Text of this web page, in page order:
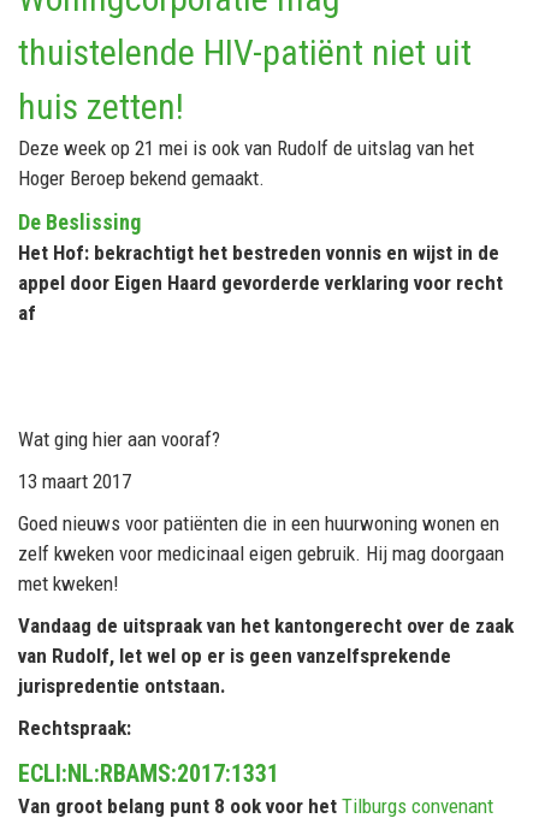
thuistelende HIV-patiënt niet uit
huis zetten!
Deze week op 21 mei is ook van Rudolf de uitslag van het
Hoger Beroep bekend gemaakt.
De Beslissing
Het Hof: bekrachtigt het bestreden vonnis en wijst in de
appel door Eigen Haard gevorderde verklaring voor recht
af
Wat ging hier aan vooraf?
13 maart 2017
Goed nieuws voor patiënten die in een huurwoning wonen en
zelf kweken voor medicinaal eigen gebruik. Hij mag doorgaan
met kweken!
Vandaag de uitspraak van het kantongerecht over de zaak
van Rudolf, let wel op er is geen vanzelfsprekende
jurispredentie ontstaan.
Rechtspraak:
ECLI:NL:RBAMS:2017:1331
Van groot belang punt 8 ook voor het Tilburgs convenant